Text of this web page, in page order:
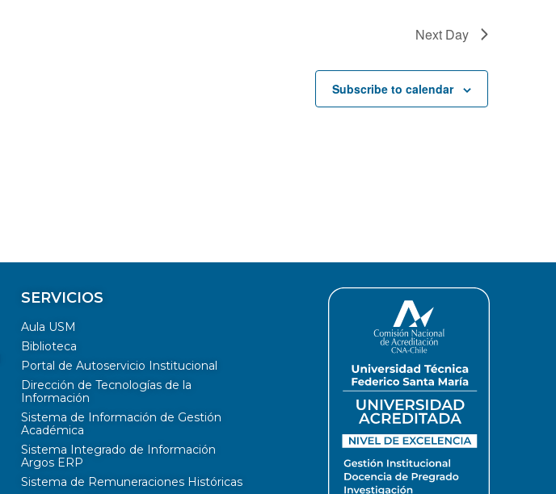
Next Day
Subscribe to calendar
SERVICIOS
Aula USM
Biblioteca
Portal de Autoservicio Institucional
Dirección de Tecnologías de la
Información
Sistema de Información de Gestión
Académica
Sistema Integrado de Información
Argos ERP
Sistema de Remuneraciones Históricas